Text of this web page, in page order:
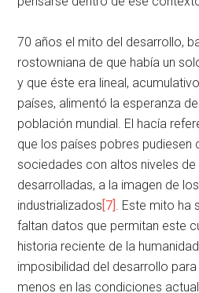
70 años el mito del desarrollo,
rostowniana de que había un
y que éste era lineal,
países, alimentó la esperanza
población mundial. El hacía
que los países pobres pudiesen
sociedades con altos niveles
desarrolladas, a la imagen de
industrializados [7] . Este mito ha
faltan datos que permitan este
historia reciente de la
imposibilidad del desarrollo
menos en las condiciones